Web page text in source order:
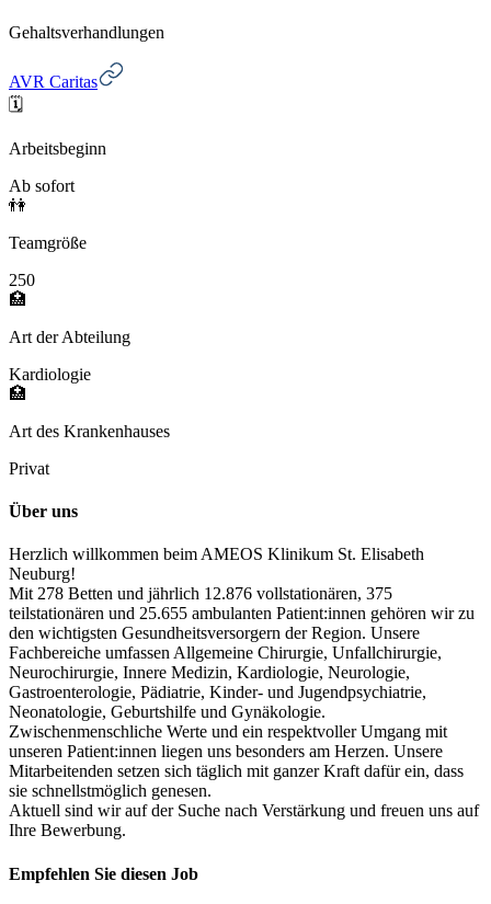
Gehaltsverhandlungen
AVR Caritas
🗓️
Arbeitsbeginn
Ab sofort
👫
Teamgröße
250
🏥
Art der Abteilung
Kardiologie
🏥
Art des Krankenhauses
Privat
Über uns
Herzlich willkommen beim AMEOS Klinikum St. Elisabeth
Neuburg!
Mit 278 Betten und jährlich 12.876 vollstationären, 375
teilstationären und 25.655 ambulanten Patient:innen gehören wir zu
den wichtigsten Gesundheitsversorgern der Region. Unsere
Fachbereiche umfassen Allgemeine Chirurgie, Unfallchirurgie,
Neurochirurgie, Innere Medizin, Kardiologie, Neurologie,
Gastroenterologie, Pädiatrie, Kinder- und Jugendpsychiatrie,
Neonatologie, Geburtshilfe und Gynäkologie.
Zwischenmenschliche Werte und ein respektvoller Umgang mit
unseren Patient:innen liegen uns besonders am Herzen. Unsere
Mitarbeitenden setzen sich täglich mit ganzer Kraft dafür ein, dass
sie schnellstmöglich genesen.
Aktuell sind wir auf der Suche nach Verstärkung und freuen uns auf
Ihre Bewerbung.
Empfehlen Sie diesen Job